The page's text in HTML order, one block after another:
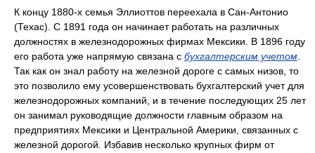
К концу 1880-х семья Эллиоттов переехала в Сан-Антонио
(Техас). С 1891 года он начинает работать на различных
должностях в железнодорожных фирмах Мексики. В 1896 году
его работа уже напрямую связана с бухгалтерским учетом
Так как он знал работу на железной дороге с самых низов, то
это позволило ему усовершенствовать бухгалтерский учет для
железнодорожных компаний, и в течение последующих 25 лет
он занимал руководящие должности главным образом на
предприятиях Мексики и Центральной Америки, связанных с
железной дорогой. Избавив несколько крупных фирм от